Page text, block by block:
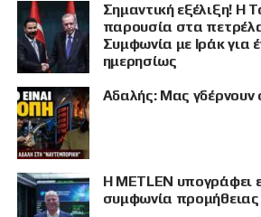
Σημαντική εξέλιξη! Η
παρουσία στα
Συμφωνία με Ιράκ για
ημερησίως
Αδαλής: Μας γδέρνουν
Η METLEN υπογράφει
συμφωνία προμήθειας